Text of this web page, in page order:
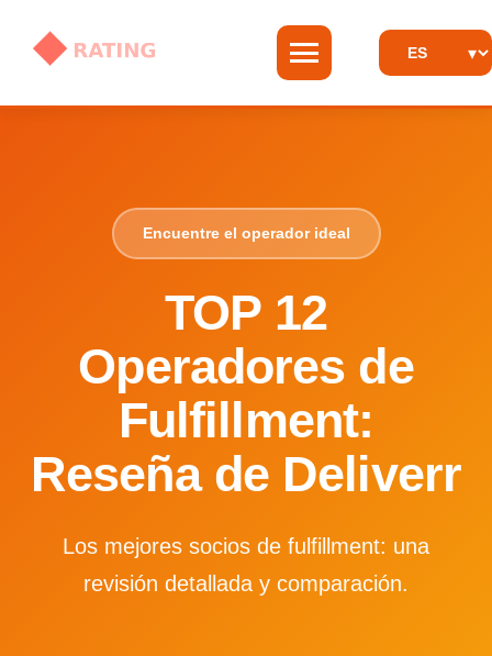
Encuentre el operador ideal
TOP 12
Operadores de
Fulfillment:
Reseña de Deliverr
Los mejores socios de fulfillment: una
revisión detallada y comparación.